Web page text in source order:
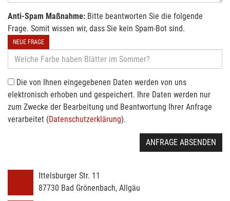
Anti-Spam Maßnahme: Bitte beantworten Sie die folgende
Frage. Somit wissen wir, dass Sie kein Spam-Bot sind.
NEUE FRAGE
Die von Ihnen eingegebenen Daten werden von uns
elektronisch erhoben und gespeichert. Ihre Daten werden nur
zum Zwecke der Bearbeitung und Beantwortung Ihrer Anfrage
verarbeitet (Datenschutzerklärung).
ANFRAGE ABSENDEN
Ittelsburger Str. 11
87730 Bad Grönenbach, Allgäu